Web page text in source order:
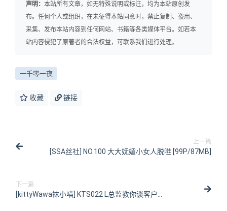
声明： 本站所有文章，如无特殊说明或标注，均为本站原创发
布。任何个人或组织，在未征得本站同意时，禁止复制、盗用、
采集、发布本站内容到任何网站、书籍等各类媒体平台。如若本
站内容侵犯了原著者的合法权益，可联系我们进行处理。
一千零一夜
收藏 链接
上一篇
[SSA丝社] NO.100 大大妩媚小女人脱咝 [99P/87MB]
下一篇
[kittyWawa袜小喵] KTS022 L总监教你谈客户